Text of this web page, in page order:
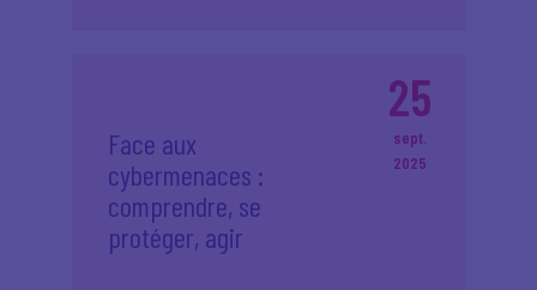
25
sept.
2025
Face aux
cybermenaces :
comprendre, se
protéger, agir